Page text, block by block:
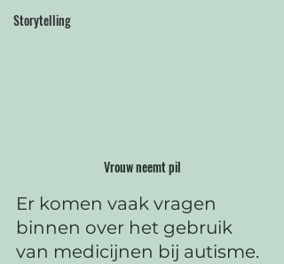
Storytelling
Vrouw neemt pil
Er komen vaak vragen
binnen over het gebruik
van medicijnen bij autisme.